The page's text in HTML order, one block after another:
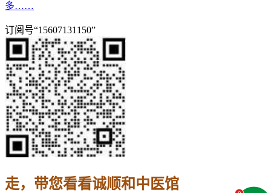
多……
订阅号“15607131150”
走，带您看看诚顺和中医馆